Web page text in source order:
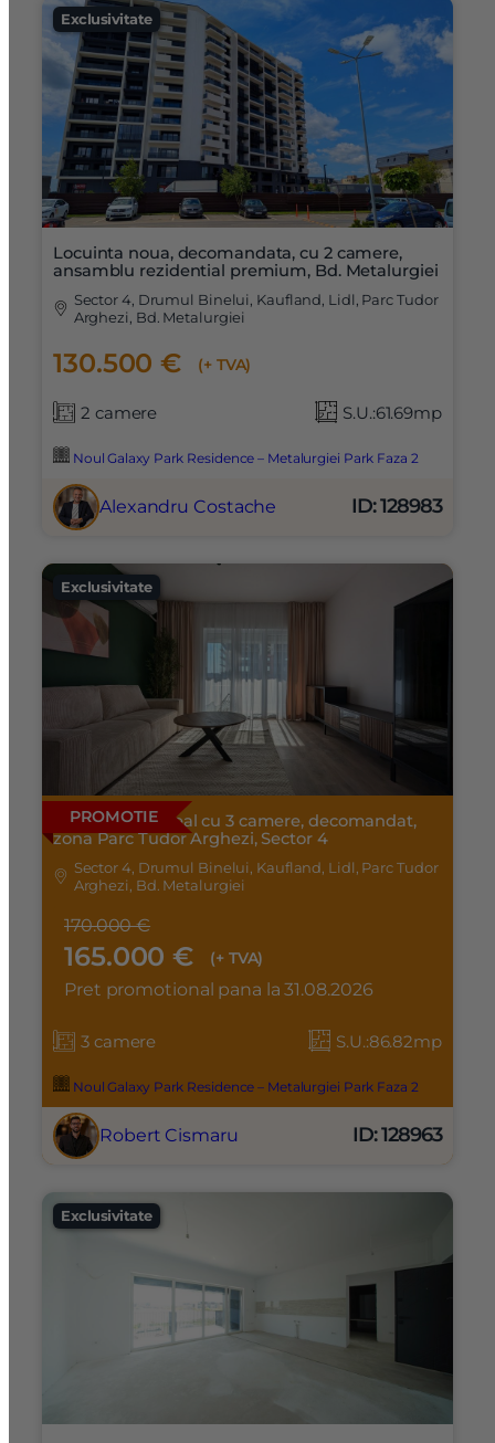
Exclusivitate
Locuinta noua, decomandata, cu 2 camere,
ansamblu rezidential premium, Bd. Metalurgiei
Sector 4, Drumul Binelui, Kaufland, Lidl, Parc Tudor
Arghezi, Bd. Metalurgiei
130.500 € (+ TVA)
2 camere S.U.:61.69mp
Noul Galaxy Park Residence – Metalurgiei Park Faza 2
Alexandru Costache ID: 128983
Exclusivitate
PROMOTIE
Apartament ideal cu 3 camere, decomandat,
zona Parc Tudor Arghezi, Sector 4
Sector 4, Drumul Binelui, Kaufland, Lidl, Parc Tudor
Arghezi, Bd. Metalurgiei
170.000 €
165.000 € (+ TVA)
Pret promotional pana la 31.08.2026
3 camere S.U.:86.82mp
Noul Galaxy Park Residence – Metalurgiei Park Faza 2
Robert Cismaru ID: 128963
Exclusivitate